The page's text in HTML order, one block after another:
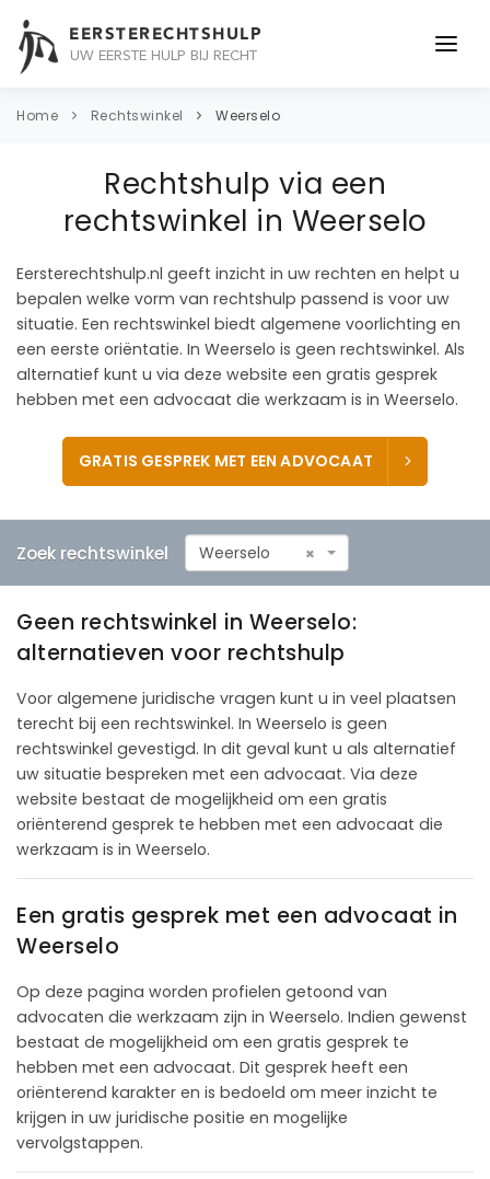
EERSTERECHTSHULP
UW EERSTE HULP BIJ RECHT
ONDERWERPEN
ADVOCAAT
CONTACT
Home Rechtswinkel Weerselo
Rechtshulp via een
rechtswinkel in Weerselo
Eersterechtshulp.nl geeft inzicht in uw rechten en helpt u
bepalen welke vorm van rechtshulp passend is voor uw
situatie. Een rechtswinkel biedt algemene voorlichting en
een eerste oriëntatie. In Weerselo is geen rechtswinkel. Als
alternatief kunt u via deze website een gratis gesprek
hebben met een advocaat die werkzaam is in Weerselo.
GRATIS GESPREK MET EEN ADVOCAAT
Zoek rechtswinkel ×
Weerselo
Geen rechtswinkel in Weerselo:
alternatieven voor rechtshulp
Voor algemene juridische vragen kunt u in veel plaatsen
terecht bij een rechtswinkel. In Weerselo is geen
rechtswinkel gevestigd. In dit geval kunt u als alternatief
uw situatie bespreken met een advocaat. Via deze
website bestaat de mogelijkheid om een gratis
oriënterend gesprek te hebben met een advocaat die
werkzaam is in Weerselo.
Een gratis gesprek met een advocaat in
Weerselo
Op deze pagina worden profielen getoond van
advocaten die werkzaam zijn in Weerselo. Indien gewenst
bestaat de mogelijkheid om een gratis gesprek te
hebben met een advocaat. Dit gesprek heeft een
oriënterend karakter en is bedoeld om meer inzicht te
krijgen in uw juridische positie en mogelijke
vervolgstappen.